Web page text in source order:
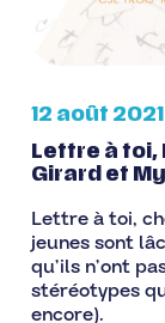
12 août 2021
Lettre à toi,
Girard et
Lettre à toi,
jeunes sont
qu’ils n’ont
stéréotypes
encore).